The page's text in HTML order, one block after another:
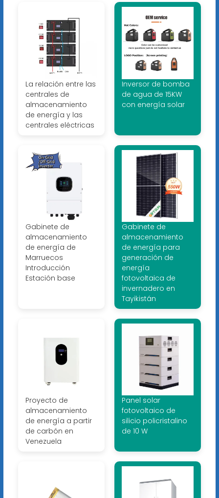
La relación entre las
centrales de
almacenamiento
de energía y las
centrales eléctricas
Inversor de bomba
de agua de 15KW
con energía solar
Gabinete de
almacenamiento
de energía de
Marruecos
Introducción
Estación base
Gabinete de
almacenamiento
de energía para
generación de
energía
fotovoltaica de
invernadero en
Tayikistán
Proyecto de
almacenamiento
de energía a partir
de carbón en
Venezuela
Panel solar
fotovoltaico de
silicio policristalino
de 10 W